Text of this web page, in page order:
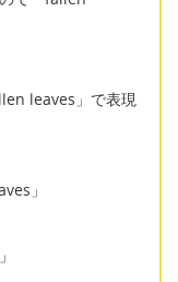
leaves」で表現
」